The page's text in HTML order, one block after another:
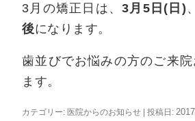
3月の矯正日は、3月5日(日)
後になります。
歯並びでお悩みの方のご来院
ます。
カテゴリー: 医院からのお知らせ | 投稿日: